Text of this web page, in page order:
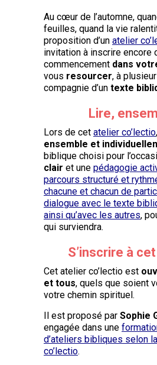
Au cœur de l’automne,
feuilles, quand la vie
proposition d’un atelier
invitation à inscrire encore
commencement dans
vous resourcer, à
compagnie d’un texte
Lire,
Lors de cet atelier co’lectio
ensemble et
biblique choisi pour
clair et une pédagogie
parcours structuré et
chacune et chacun de
dialogue avec le texte
ainsi qu’avec les autres,
qui surviendra.
S’inscrire à
Cet atelier co’lectio est
et tous, quels que soient
votre chemin spirituel.
Il est proposé par Sophie
engagée dans une
d’ateliers bibliques selon
co’lectio.